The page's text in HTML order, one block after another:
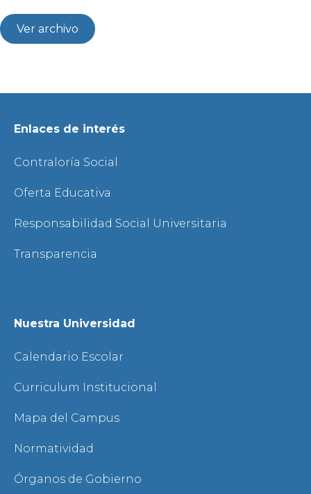
Ver archivo
Enlaces de interés
Contraloría Social
Oferta Educativa
Responsabilidad Social Universitaria
Transparencia
Nuestra Universidad
Calendario Escolar
Curriculum Institucional
Mapa del Campus
Normatividad
Órganos de Gobierno